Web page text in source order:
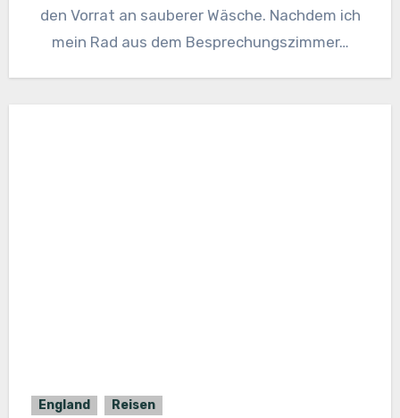
den Vorrat an sauberer Wäsche. Nachdem ich
mein Rad aus dem Besprechungszimmer…
England Reisen